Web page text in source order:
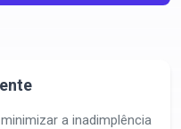
a inadimplência